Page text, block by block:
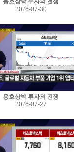
2026-07-30
용호상박 투자의 전쟁
2026-07-27